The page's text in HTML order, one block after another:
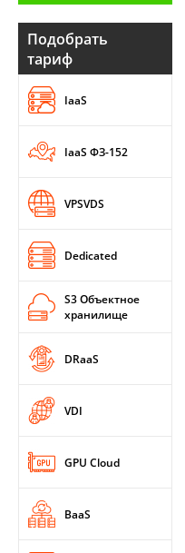
Техника
Об
издании
Реклама
Вакансии
Контакты
Дзен
Rutube
Подобрать
тариф
IaaS
IaaS ФЗ-152
VPSVDS
Dedicated
S3 Объектное
хранилище
DRaaS
VDI
GPU Cloud
BaaS